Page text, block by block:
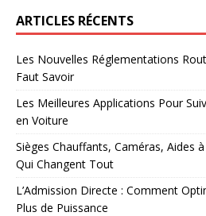
ARTICLES RÉCENTS
Les Nouvelles Réglementations
Faut Savoir
Les Meilleures Applications Pour
en Voiture
Sièges Chauffants, Caméras, Aides
Qui Changent Tout
L’Admission Directe : Comment
Plus de Puissance